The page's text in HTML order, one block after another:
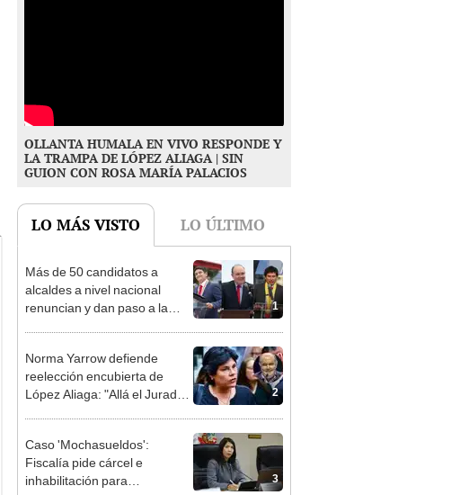
OLLANTA HUMALA EN VIVO RESPONDE Y
LA TRAMPA DE LÓPEZ ALIAGA | SIN
GUION CON ROSA MARÍA PALACIOS
LO MÁS VISTO LO ÚLTIMO
1
Más de 50 candidatos a
alcaldes a nivel nacional
renuncian y dan paso a la
2
Norma Yarrow defiende
reelección encubierta de
López Aliaga: "Allá el Jurado
3
Caso 'Mochasueldos':
Fiscalía pide cárcel e
inhabilitación para